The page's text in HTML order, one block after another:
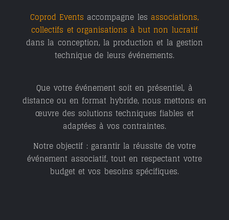
Coprod Events accompagne les associations,
collectifs et organisations à but non lucratif
dans la conception, la production et la gestion
technique de leurs événements.
Que votre événement soit en présentiel, à
distance ou en format hybride, nous mettons en
œuvre des solutions techniques fiables et
adaptées à vos contraintes.
Notre objectif : garantir la réussite de votre
événement associatif, tout en respectant votre
budget et vos besoins spécifiques.